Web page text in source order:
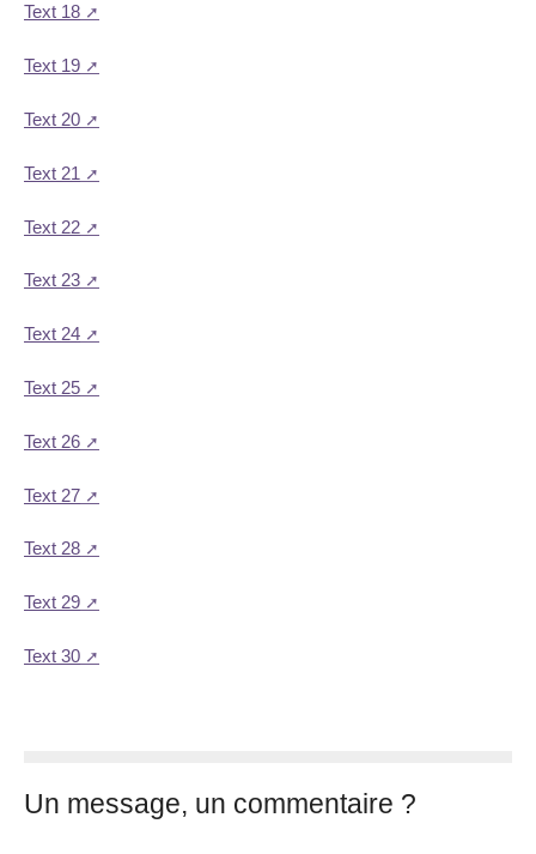
Text 18
Text 19
Text 20
Text 21
Text 22
Text 23
Text 24
Text 25
Text 26
Text 27
Text 28
Text 29
Text 30
Un message, un commentaire ?